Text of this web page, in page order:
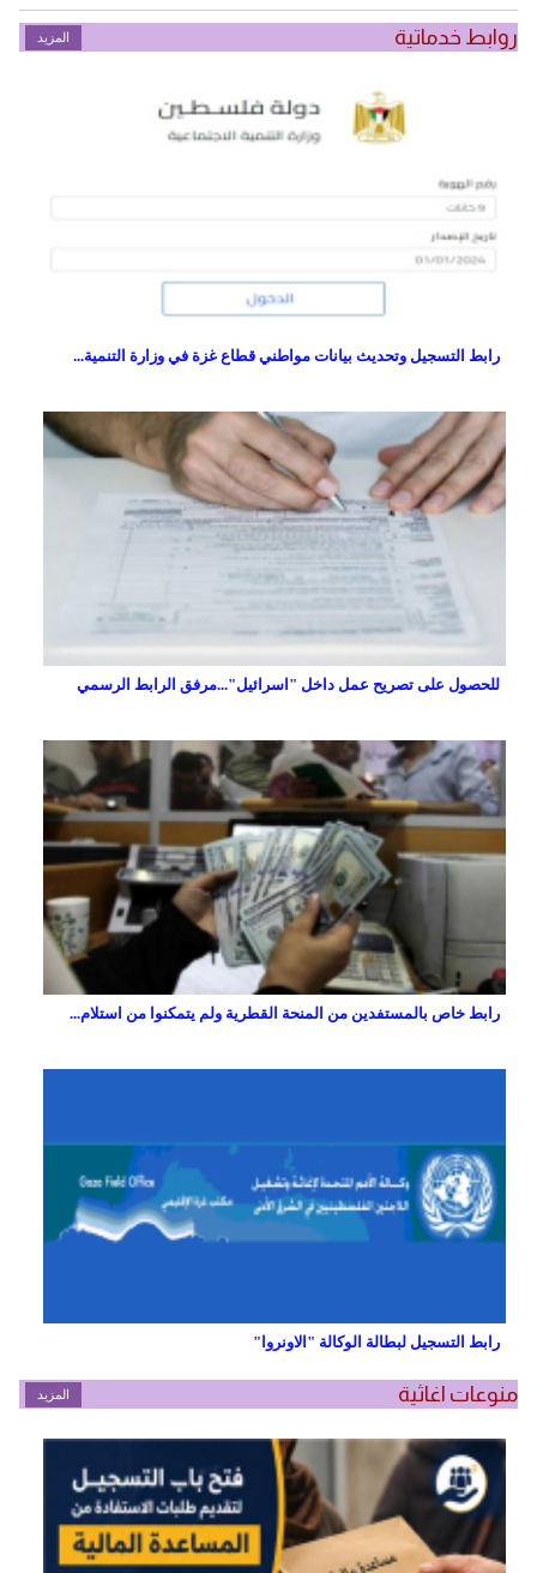
روابط خدماتية المزيد
رابط التسجيل وتحديث بيانات مواطني قطاع غزة في وزارة التنمية...
للحصول على تصريح عمل داخل "اسرائيل"...مرفق الرابط الرسمي
رابط خاص بالمستفدين من المنحة القطرية ولم يتمكنوا من استلام...
رابط التسجيل لبطالة الوكالة "الاونروا"
منوعات اغاثية المزيد